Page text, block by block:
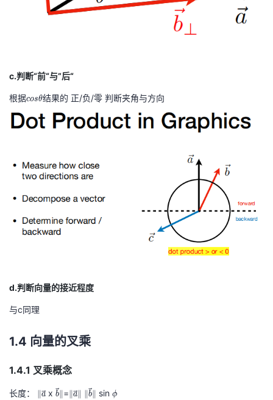
c.判断“前“与”后“
根据c
s
cosθ结果的 正/负/零 判断夹角与方向
d.判断向量的接近程度
与c同理
1.4 向量的叉乘
1.4.1 叉乘概念
长度： \
∥\
a x \
b\
∥=\
∥\
a\
∥ \
∥\
b\
∥ sin \
ϕ